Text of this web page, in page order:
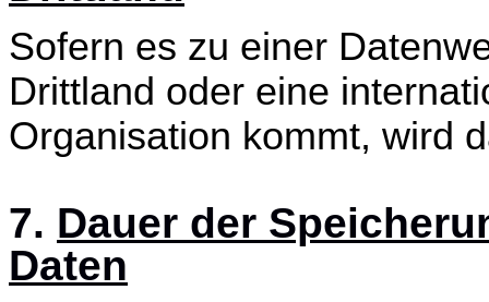
Sofern es zu einer
Drittland oder eine
Organisation kommt, wird
7. Dauer der
Daten